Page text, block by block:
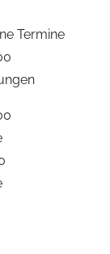
Termine